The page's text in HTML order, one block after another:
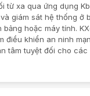
từ xa qua ứng dụng
giám sát hệ thống ở
hoặc máy tính.
điều khiển an ninh
tâm tuyệt đối cho